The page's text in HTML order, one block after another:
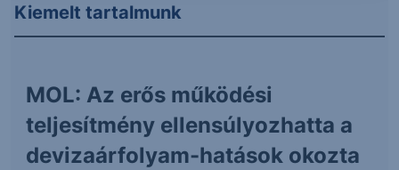
Kiemelt tartalmunk
MOL: Az erős működési
teljesítmény ellensúlyozhatta a
devizaárfolyam-hatások okozta